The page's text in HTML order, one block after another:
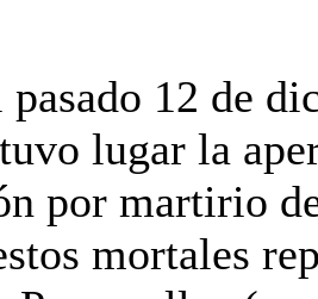
12 de
lugar la
por martirio
mortales